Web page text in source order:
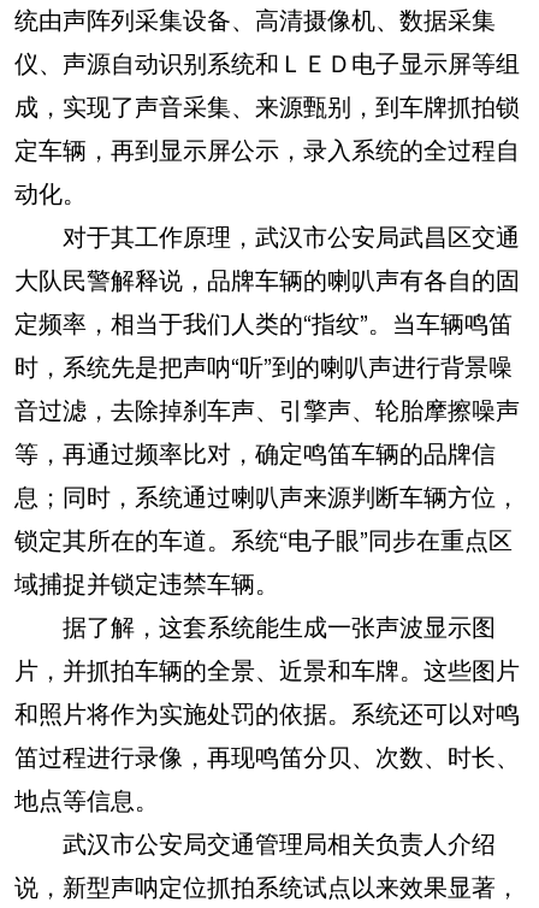
统由声阵列采集设备、高清摄像机、数据采集
仪、声源自动识别系统和ＬＥＤ电子显示屏等组
成，实现了声音采集、来源甄别，到车牌抓拍锁
定车辆，再到显示屏公示，录入系统的全过程自
动化。
对于其工作原理，武汉市公安局武昌区交通
大队民警解释说，品牌车辆的喇叭声有各自的固
定频率，相当于我们人类的“指纹”。当车辆鸣笛
时，系统先是把声呐“听”到的喇叭声进行背景噪
音过滤，去除掉刹车声、引擎声、轮胎摩擦噪声
等，再通过频率比对，确定鸣笛车辆的品牌信
息；同时，系统通过喇叭声来源判断车辆方位，
锁定其所在的车道。系统“电子眼”同步在重点区
域捕捉并锁定违禁车辆。
据了解，这套系统能生成一张声波显示图
片，并抓拍车辆的全景、近景和车牌。这些图片
和照片将作为实施处罚的依据。系统还可以对鸣
笛过程进行录像，再现鸣笛分贝、次数、时长、
地点等信息。
武汉市公安局交通管理局相关负责人介绍
说，新型声呐定位抓拍系统试点以来效果显著，